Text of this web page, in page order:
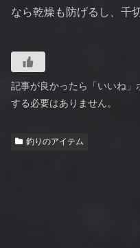
なら乾燥も防げるし、千
記事が良かったら「いいね
する必要はありません。
釣りのアイテム